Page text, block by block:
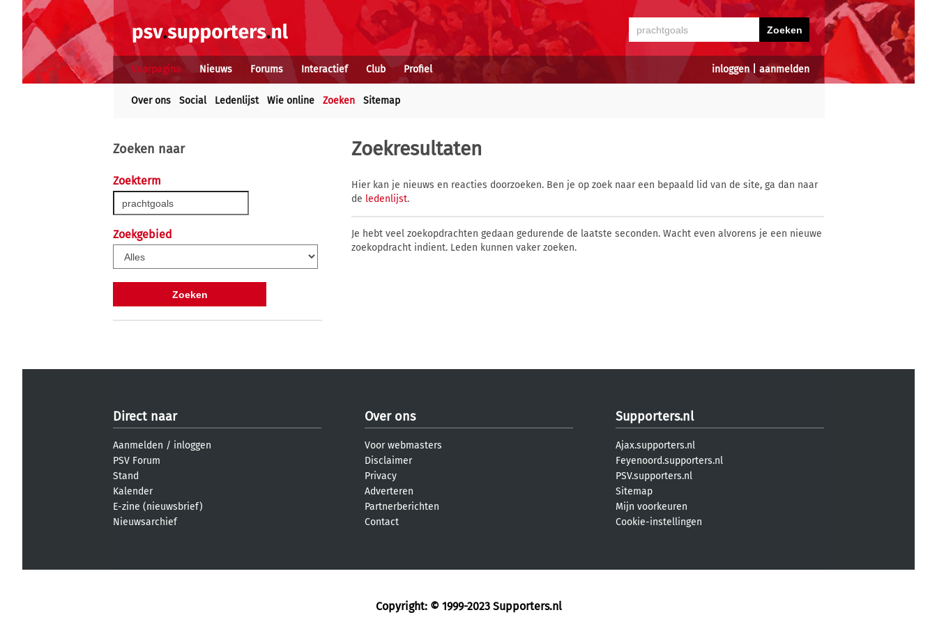
inloggen| aanmelden
Voorpagina Nieuws Forums Interactief Club Profiel
Over ons Social Ledenlijst Wie online Zoeken Sitemap
Zoeken naar
Zoekterm
Zoekgebied
Zoekresultaten
Hier kan je nieuws en reacties doorzoeken. Ben je op zoek naar een bepaald lid van de site, ga dan naar
de ledenlijst.
Je hebt veel zoekopdrachten gedaan gedurende de laatste seconden. Wacht even alvorens je een nieuwe
zoekopdracht indient. Leden kunnen vaker zoeken.
Direct naar
Aanmelden / inloggen
PSV Forum
Stand
Kalender
E-zine (nieuwsbrief)
Nieuwsarchief
Over ons
Voor webmasters
Disclaimer
Privacy
Adverteren
Partnerberichten
Contact
Supporters.nl
Ajax.supporters.nl
Feyenoord.supporters.nl
PSV.supporters.nl
Sitemap
Mijn voorkeuren
Cookie-instellingen
Copyright: © 1999-2023 Supporters.nl